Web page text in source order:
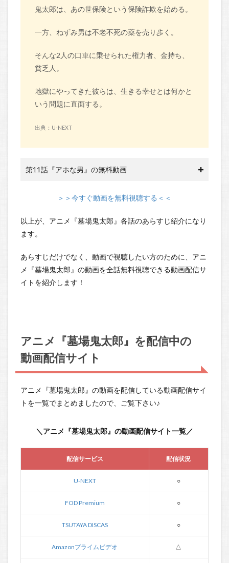
鬼太郎は、あの世保険という保険詐欺を始める。
一方、ねずみ男は不老不死の薬を売り歩く。
そんな2人の口車に乗せられた権力者、金持ち、
貧乏人。
地獄にやってきた彼らは、生きる幸せとは何かと
いう問題に直面する。
出典：U-NEXT
第11話『アホな男』の無料動画
＞＞今すぐ動画を無料視聴する＜＜
以上が、アニメ『墓場鬼太郎』各話のあらすじ紹介になり
ます。
あらすじだけでなく、動画で視聴したい方のために、アニ
メ『墓場鬼太郎』の動画を全話無料視聴できる動画配信サ
イトを紹介します！
アニメ『墓場鬼太郎』を配信中の
動画配信サイト
アニメ『墓場鬼太郎』の動画を配信している動画配信サイ
トを一覧でまとめましたので、ご覧下さい♪
＼アニメ『墓場鬼太郎』の動画配信サイト一覧／
配信サービス 配信状況
U-NEXT ○
FOD Premium ○
TSUTAYA DISCAS ○
Amazonプライムビデオ △